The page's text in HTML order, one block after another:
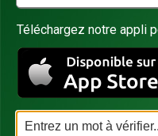
Téléchargez notre appli